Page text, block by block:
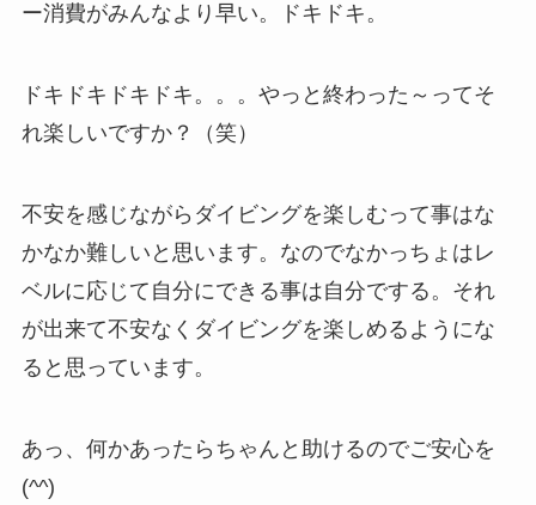
ー消費がみんなより早い。ドキドキ。
ドキドキドキドキ。。。やっと終わった～ってそ
れ楽しいですか？（笑）
不安を感じながらダイビングを楽しむって事はな
かなか難しいと思います。なのでなかっちょはレ
ベルに応じて自分にできる事は自分でする。それ
が出来て不安なくダイビングを楽しめるようにな
ると思っています。
あっ、何かあったらちゃんと助けるのでご安心を
(^^)